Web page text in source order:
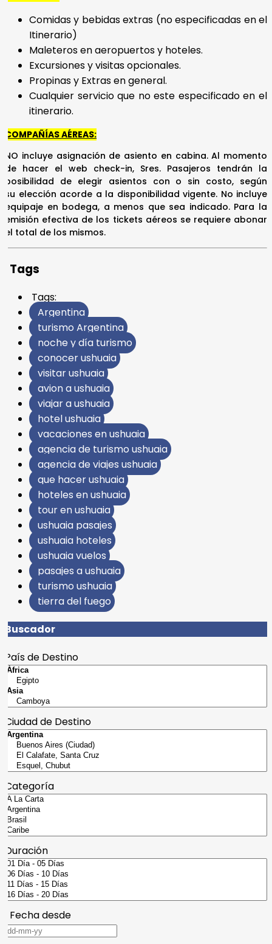
Comidas y bebidas extras (no especificadas en el
Itinerario)
Maleteros en aeropuertos y hoteles.
Excursiones y visitas opcionales.
Propinas y Extras en general.
Cualquier servicio que no este especificado en el
itinerario.
AÉREAS:
incluye asignación de asiento en cabina. Al momento
hacer el web check-in, Sres. Pasajeros tendrán la
de elegir asientos con o sin costo, según
elección acorde a la disponibilidad vigente. No incluye
en bodega, a menos que sea indicado. Para la
efectiva de los tickets aéreos se requiere abonar
total de los mismos.
Tags:
Argentina
turismo Argentina
noche y día turismo
conocer ushuaia
visitar ushuaia
avion a ushuaia
viajar a ushuaia
hotel ushuaia
vacaciones en ushuaia
agencia de turismo ushuaia
agencia de viajes ushuaia
que hacer ushuaia
hoteles en ushuaia
tour en ushuaia
ushuaia pasajes
ushuaia hoteles
ushuaia vuelos
pasajes a ushuaia
turismo ushuaia
tierra del fuego
de Destino
de Destino
desde